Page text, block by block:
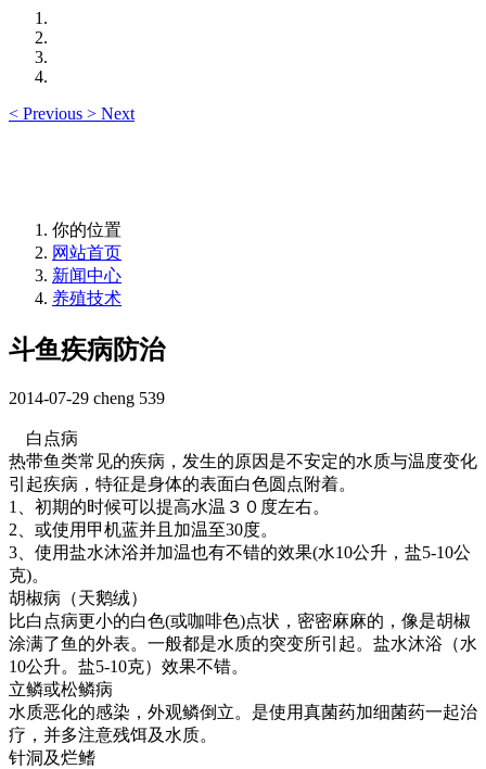
< Previous > Next
你的位置
网站首页
新闻中心
养殖技术
斗鱼疾病防治
2014-07-29 cheng 539
白点病
热带鱼类常见的疾病，发生的原因是不安定的水质与温度变化
引起疾病，特征是身体的表面白色圆点附着。
1
、初期的时候可以提高水温３０度左右。
2 、或使用甲机蓝并且加温至30度。
3 、使用盐水沐浴并加温也有不错的效果(水10公升，盐5-10公
克)。
胡椒病（天鹅绒）
比白点病更小的白色(或咖啡色)点状，密密麻麻的，像是胡椒
涂满了鱼的外表。一般都是水质的突变所引起。盐水沐浴（水
10公升。盐5-10克）效果不错。
立鳞或松鳞病
水质恶化的感染，外观鳞倒立。是使用真菌药加细菌药一起治
疗，并多注意残饵及水质。
针洞及烂鳍